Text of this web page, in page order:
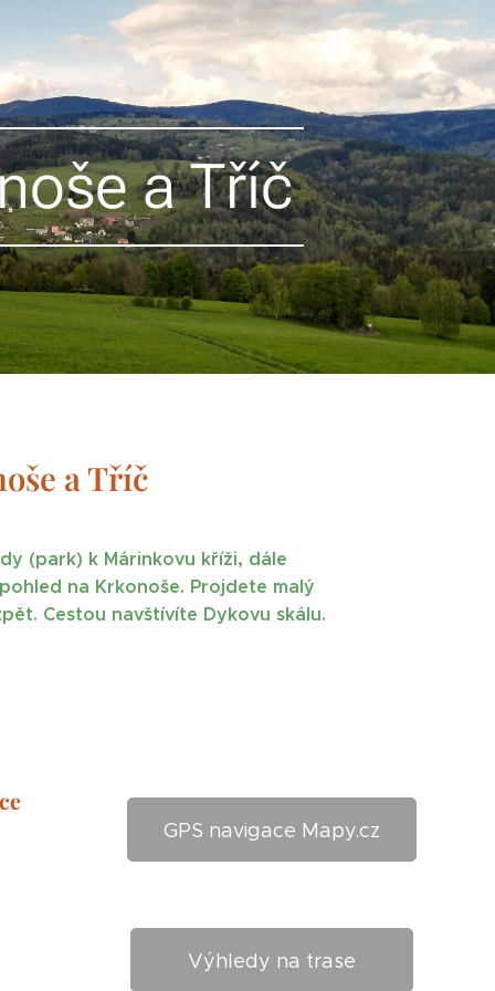
a Tříč
a Tříč
(park) k Márinkovu kříži, dále
na Krkonoše. Projdete malý
Cestou navštívíte Dykovu skálu.
GPS navigace Mapy.cz
Výhledy na trase